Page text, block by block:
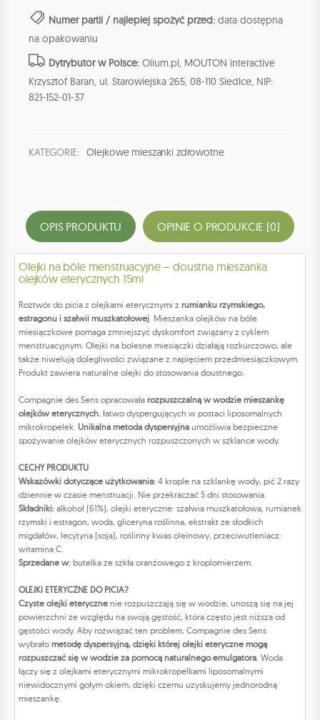
Numer partii / najlepiej spożyć przed: data dostępna
na opakowaniu
Dytrybutor w Polsce: Olium.pl, MOUTON interactive
Krzysztof Baran, ul. Starowiejska 265, 08-110 Siedlce, NIP:
821-152-01-37
KATEGORIE: Olejkowe mieszanki zdrowotne
OPIS PRODUKTU OPINIE O PRODUKCIE (0)
Olejki na bóle menstruacyjne – doustna mieszanka
olejków eterycznych 15ml
Roztwór do picia z olejkami eterycznymi z rumianku rzymskiego,
estragonu i szałwii muszkatołowej . Mieszanka olejków na bóle
miesiączkowe pomaga zmniejszyć dyskomfort związany z cyklem
menstruacyjnym. Olejki na bolesne miesiączki działają rozkurczowo, ale
także niwelują dolegliwości związane z napięciem przedmiesiączkowym.
Produkt zawiera naturalne olejki do stosowania doustnego.
Compagnie des Sens opracowała rozpuszczalną w wodzie mieszankę
olejków eterycznych, łatwo dyspergujących w postaci liposomalnych
mikrokropelek. Unikalna metoda dyspersyjna umożliwia bezpieczne
spożywanie olejków eterycznych rozpuszczonych w szklance wody.
CECHY PRODUKTU
Wskazówki dotyczące użytkowania: 4 krople na szklankę wody, pić 2 razy
dziennie w czasie menstruacji. Nie przekraczać 5 dni stosowania.
Składniki: alkohol (61%), olejki eteryczne: szałwia muszkatołowa, rumianek
rzymski i estragon, woda, gliceryna roślinna, ekstrakt ze słodkich
migdałów, lecytyna (soja), roślinny kwas oleinowy, przeciwutleniacz:
witamina C.
Sprzedane w: butelka ze szkła oranżowego z kroplomierzem.
OLEJKI ETERYCZNE DO PICIA?
Czyste olejki eteryczne nie rozpuszczają się w wodzie, unoszą się na jej
powierzchni ze względu na swoją gęstość, która często jest niższa od
gęstości wody. Aby rozwiązać ten problem, Compagnie des Sens
wybrało metodę dyspersyjną, dzięki której olejki eteryczne mogą
rozpuszczać się w wodzie za pomocą naturalnego emulgatora . Woda
łączy się z olejkami eterycznymi mikrokropelkami liposomalnymi
niewidocznymi gołym okiem, dzięki czemu uzyskujemy jednorodną
mieszankę.